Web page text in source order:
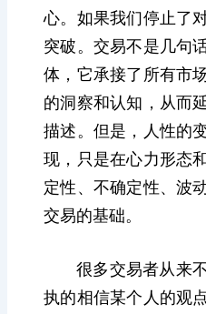
心。如果我们停止了
突破。交易不是几句
体，它承接了所有市
的洞察和认知，从而
描述。但是，人性的
现， 只是在心力形态
定性、不确定性、波
交易的基础。
很多交易者从来
执的相信某个人的观